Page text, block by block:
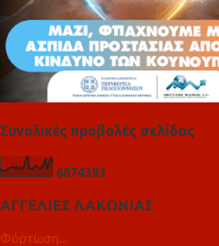
Συνολικές προβολές σελίδας
6874393
ΑΓΓΕΛΙΕΣ ΛΑΚΩΝΙΑΣ
Φόρτωση...